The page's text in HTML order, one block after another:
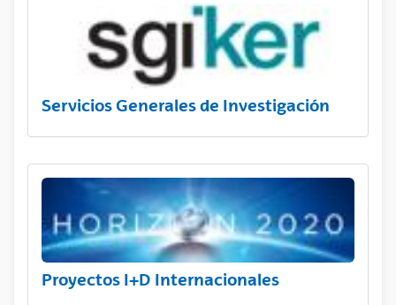
Servicios Generales de Investigación
Proyectos I+D Internacionales